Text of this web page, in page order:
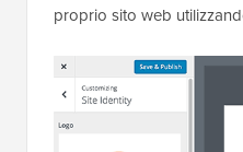
proprio sito web